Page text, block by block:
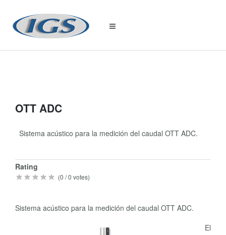
OTT ADC
Sistema acústico para la medición del caudal OTT ADC.
Quick
Info
Rating
(0 /0 votes)
Sistema acústico para la medición del caudal OTT ADC.
El